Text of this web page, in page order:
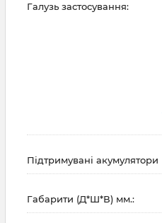
Галузь застосування:
Підтримувані акумулятори
Габарити (Д*Ш*В) мм.: